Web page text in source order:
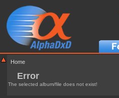
Home
Error
The selected album/file does not exist!